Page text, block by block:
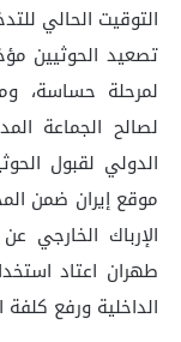
التوقيت الحالي
تصعيد الحوثيين
لمرحلة حساسة،
لصالح الجماعة
الدولي لقبول
موقع إيران ضمن
الإرباك الخارجي
طهران اعتاد
الداخلية ورفع